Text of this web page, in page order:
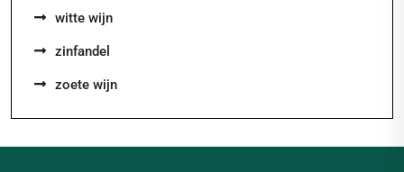
witte wijn
zinfandel
zoete wijn